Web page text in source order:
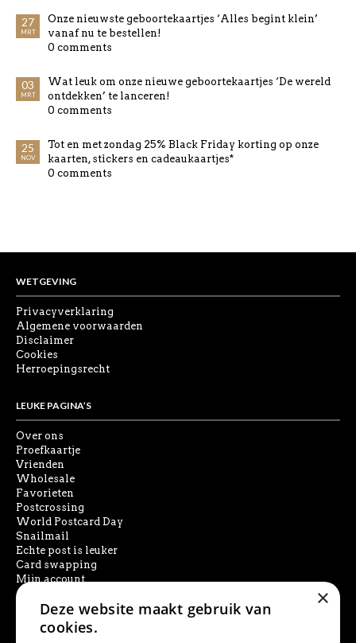
27
MRT
Onze nieuwste geboortekaartjes ‘Alles begint klein’
vanaf nu te bestellen!
0 comments
03
MRT
Wat leuk om onze nieuwe geboortekaartjes ‘De wereld
ontdekken’ te lanceren!
0 comments
25
NOV
Tot en met zondag 25% Black Friday korting op onze
kaarten, stickers en cadeaukaartjes*
0 comments
WETGEVING
Privacyverklaring
Algemene voorwaarden
Disclaimer
Cookies
Herroepingsrecht
LEUKE PAGINA’S
Over ons
Proefkaartje
Vrienden
Wholesale
Favorieten
Postcrossing
World Postcard Day
Snailmail
Echte post is leuker
Card swapping
Mijn account
SOCIAL MEDIA
×
Deze website maakt gebruik van
cookies.